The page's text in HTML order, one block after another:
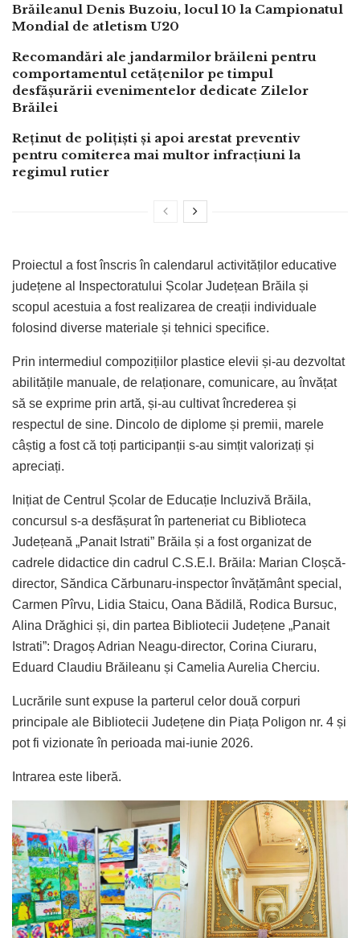
Brăileanul Denis Buzoiu, locul 10 la Campionatul
Mondial de atletism U20
Recomandări ale jandarmilor brăileni pentru
comportamentul cetățenilor pe timpul
desfășurării evenimentelor dedicate Zilelor
Brăilei
Reținut de polițiști și apoi arestat preventiv
pentru comiterea mai multor infracțiuni la
regimul rutier
Proiectul a fost înscris în calendarul activităților educative
județene al Inspectoratului Școlar Județean Brăila și
scopul acestuia a fost realizarea de creații individuale
folosind diverse materiale și tehnici specifice.
Prin intermediul compozițiilor plastice elevii și-au dezvoltat
abilitățile manuale, de relaționare, comunicare, au învățat
să se exprime prin artă, și-au cultivat încrederea și
respectul de sine. Dincolo de diplome și premii, marele
câștig a fost că toți participanții s-au simțit valorizați și
apreciați.
Inițiat de Centrul Școlar de Educație Incluzivă Brăila,
concursul s-a desfășurat în parteneriat cu Biblioteca
Județeană „Panait Istrati” Brăila și a fost organizat de
cadrele didactice din cadrul C.S.E.I. Brăila: Marian Cloșcă-
director, Săndica Cărbunaru-inspector învățământ special,
Carmen Pîrvu, Lidia Staicu, Oana Bădilă, Rodica Bursuc,
Alina Drăghici și, din partea Bibliotecii Județene „Panait
Istrati”: Dragoș Adrian Neagu-director, Corina Ciuraru,
Eduard Claudiu Brăileanu și Camelia Aurelia Cherciu.
Lucrările sunt expuse la parterul celor două corpuri
principale ale Bibliotecii Județene din Piața Poligon nr. 4 și
pot fi vizionate în perioada mai-iunie 2026.
Intrarea este liberă.